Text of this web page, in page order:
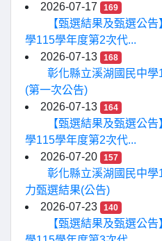
2026-07-17
169
【甄選結果及甄選公
學115學年度第2次代...
2026-07-13
168
彰化縣立溪湖國民中
(第一次公告)
2026-07-13
164
【甄選結果及甄選公
學115學年度第2次代...
2026-07-20
157
彰化縣立溪湖國民中
力甄選結果(公告)
2026-07-23
140
【甄選結果及甄選公